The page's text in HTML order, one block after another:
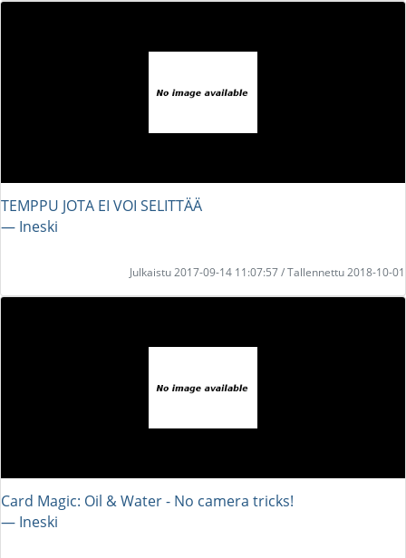
TEMPPU JOTA EI VOI SELITTÄÄ
― Ineski
Julkaistu 2017-09-14 11:07:57 / Tallennettu 2018-10-01
Card Magic: Oil & Water - No camera tricks!
― Ineski